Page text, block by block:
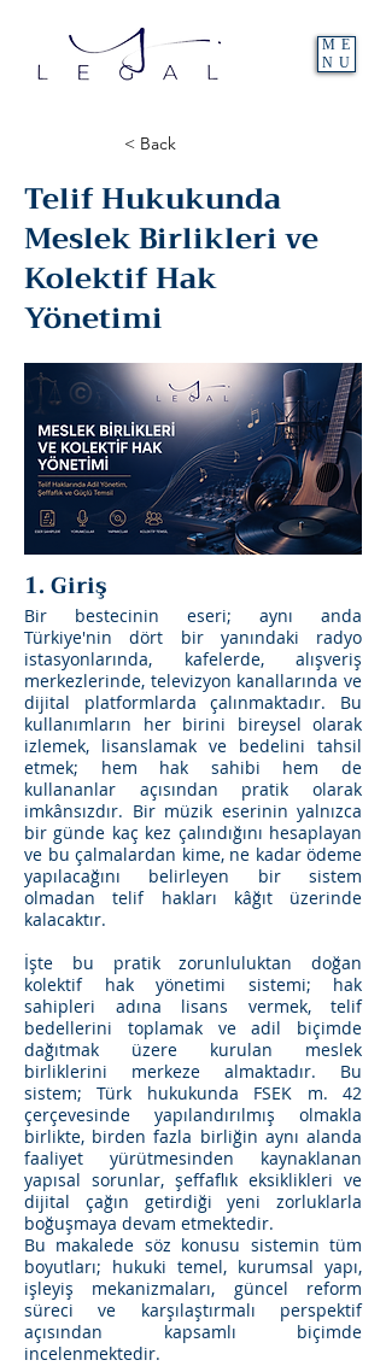
ME
NU
< Back
Telif Hukukunda
Meslek Birlikleri ve
Kolektif Hak
Yönetimi
1. Giriş
Bir bestecinin eseri; aynı anda
Türkiye'nin dört bir yanındaki radyo
istasyonlarında, kafelerde, alışveriş
merkezlerinde, televizyon kanallarında ve
dijital platformlarda çalınmaktadır. Bu
kullanımların her birini bireysel olarak
izlemek, lisanslamak ve bedelini tahsil
etmek; hem hak sahibi hem de
kullananlar açısından pratik olarak
imkânsızdır. Bir müzik eserinin yalnızca
bir günde kaç kez çalındığını hesaplayan
ve bu çalmalardan kime, ne kadar ödeme
yapılacağını belirleyen bir sistem
olmadan telif hakları kâğıt üzerinde
kalacaktır.
İşte bu pratik zorunluluktan doğan
kolektif hak yönetimi sistemi; hak
sahipleri adına lisans vermek, telif
bedellerini toplamak ve adil biçimde
dağıtmak üzere kurulan meslek
birliklerini merkeze almaktadır. Bu
sistem; Türk hukukunda FSEK m. 42
çerçevesinde yapılandırılmış olmakla
birlikte, birden fazla birliğin aynı alanda
faaliyet yürütmesinden kaynaklanan
yapısal sorunlar, şeffaflık eksiklikleri ve
dijital çağın getirdiği yeni zorluklarla
boğuşmaya devam etmektedir.
Bu makalede söz konusu sistemin tüm
boyutları; hukuki temel, kurumsal yapı,
işleyiş mekanizmaları, güncel reform
süreci ve karşılaştırmalı perspektif
açısından kapsamlı biçimde
incelenmektedir.